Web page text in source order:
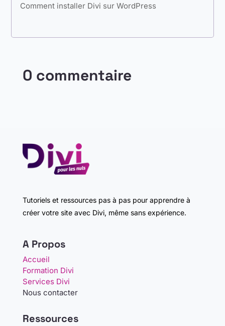
Comment installer Divi sur WordPress
0 commentaire
Tutoriels et ressources pas à pas pour apprendre à
créer votre site avec Divi, même sans expérience.
A Propos
Accueil
Formation Divi
Services Divi
Nous contacter
Ressources